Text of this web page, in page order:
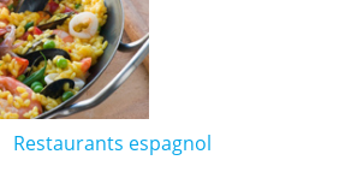
Restaurants espagnol